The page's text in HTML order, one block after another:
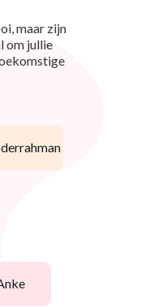
maar zijn
om jullie
anke